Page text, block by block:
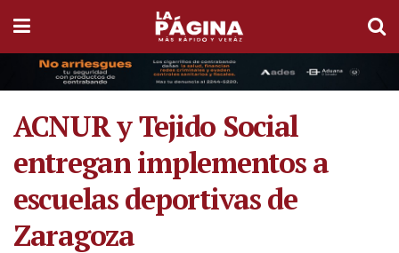
ACNUR y Tejido Social
entregan implementos a
escuelas deportivas de
Zaragoza